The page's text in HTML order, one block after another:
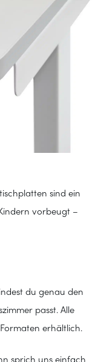
sind ein
vorbeugt –
du genau den
passt. Alle
erhältlich.
sprich uns einfach